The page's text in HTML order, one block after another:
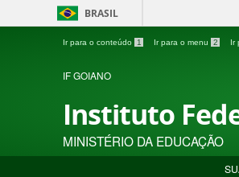
BRASIL
Ir para o conteúdo 1 Ir para o menu 2 Ir
IF GOIANO
Instituto
MINISTÉRIO DA EDUCAÇÃO